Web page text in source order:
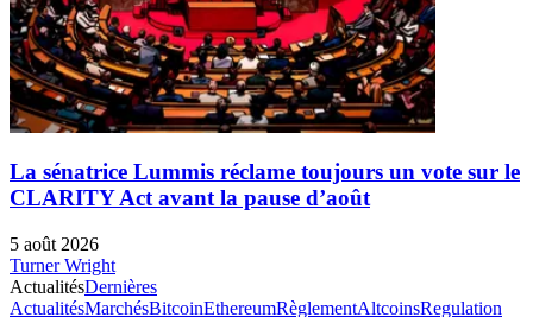
La sénatrice Lummis réclame toujours un vote sur le
CLARITY Act avant la pause d’août
5 août 2026
Turner Wright
ActualitésDernières
ActualitésMarchésBitcoinEthereumRèglementAltcoinsRegulation